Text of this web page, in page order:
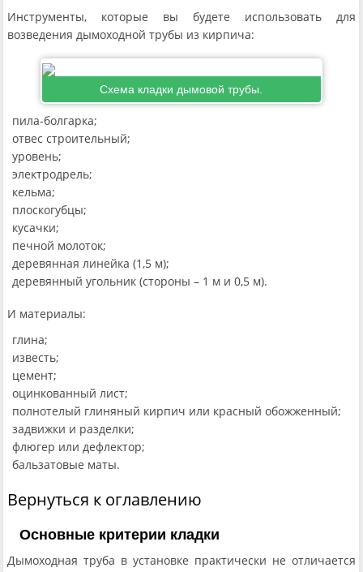
Инструменты, которые вы будете использовать для
возведения дымоходной трубы из кирпича:
Схема кладки дымовой трубы.
пила-болгарка;
отвес строительный;
уровень;
электродрель;
кельма;
плоскогубцы;
кусачки;
печной молоток;
деревянная линейка (1,5 м);
деревянный угольник (стороны – 1 м и 0,5 м).
И материалы:
глина;
известь;
цемент;
оцинкованный лист;
полнотелый глиняный кирпич или красный обожженный;
задвижки и разделки;
флюгер или дефлектор;
бальзатовые маты.
Вернуться к оглавлению
Основные критерии кладки
Дымоходная труба в установке практически не отличается